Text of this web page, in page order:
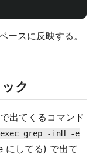
ースに反映する。
ク
出てくるコマンド
grep -inH -e
してる) で出て